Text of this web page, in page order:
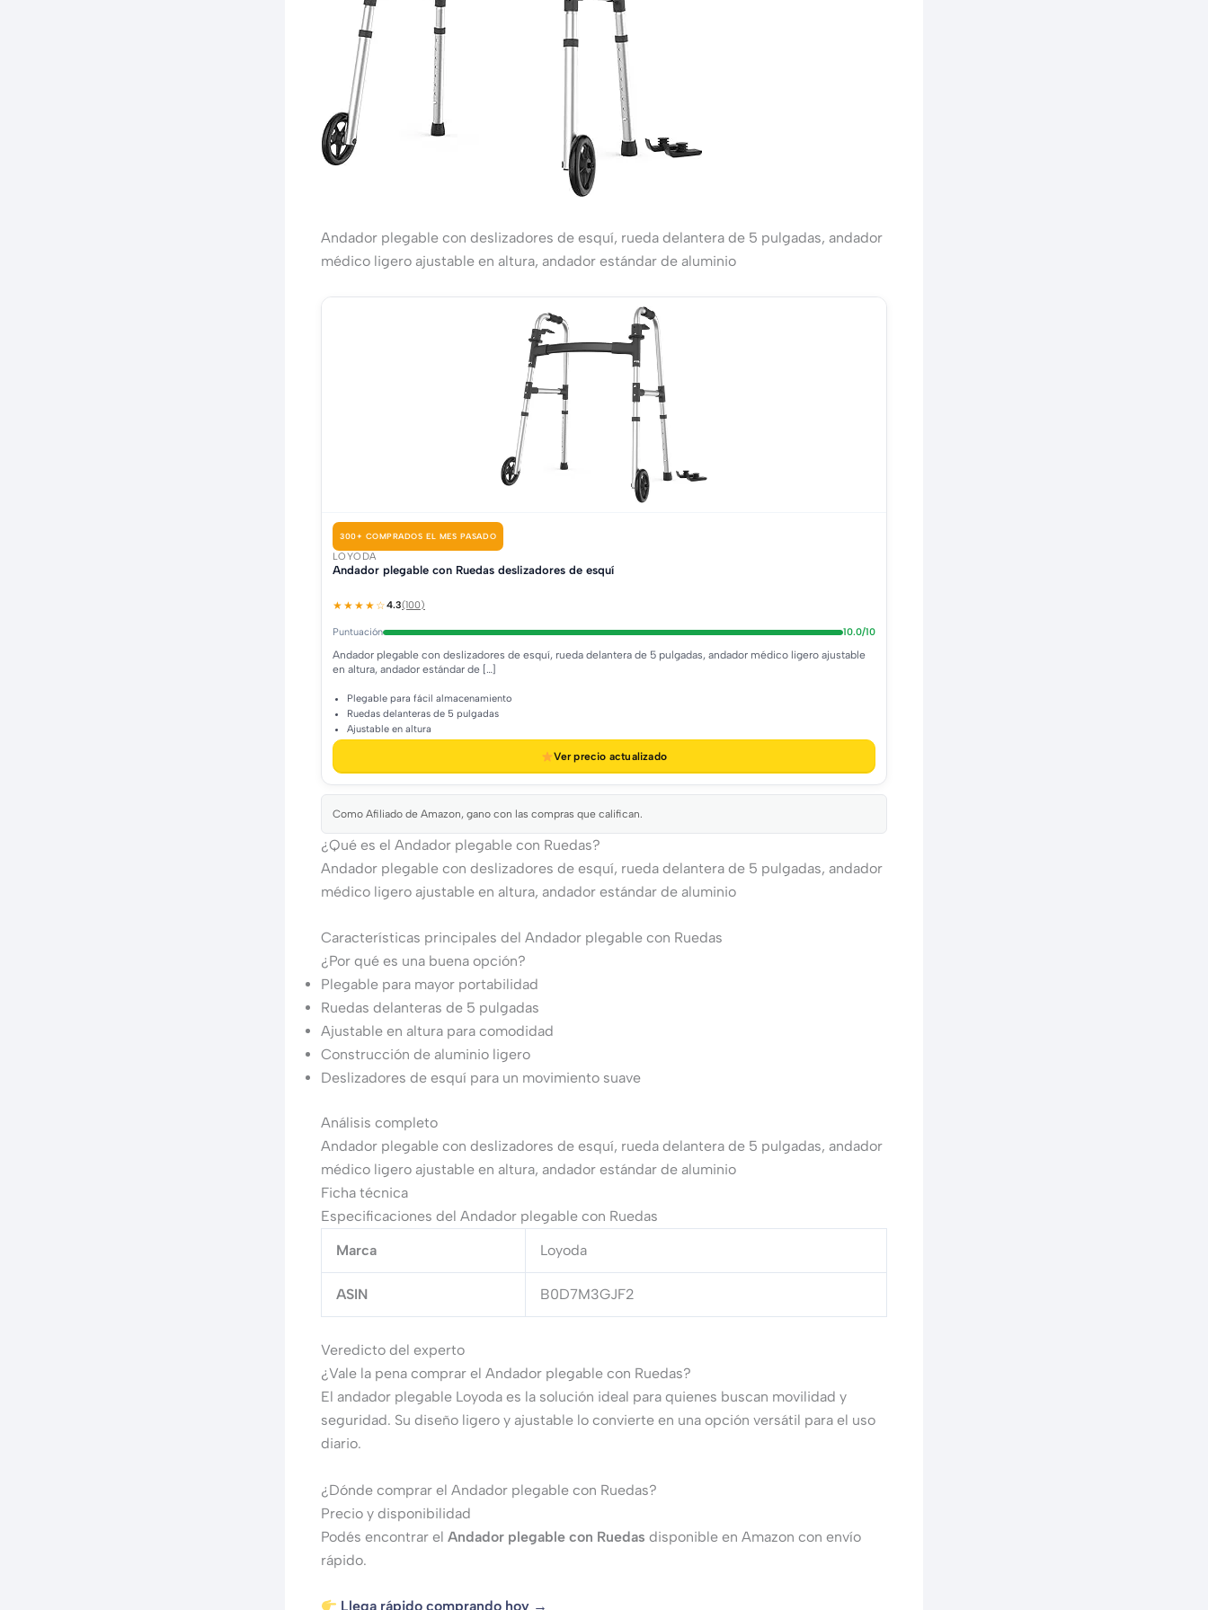
Andador plegable con deslizadores de esquí, rueda delantera de 5 pulgadas, andador
médico ligero ajustable en altura, andador estándar de aluminio
300+ COMPRADOS EL MES PASADO
LOYODA
Andador plegable con Ruedas deslizadores de esquí
★★★★☆4.3(100)
Puntuación 10.0/10
Andador plegable con deslizadores de esquí, rueda delantera de 5 pulgadas, andador médico ligero ajustable
en altura, andador estándar de […]
Plegable para fácil almacenamiento
Ruedas delanteras de 5 pulgadas
Ajustable en altura
Ver precio actualizado
Como Afiliado de Amazon, gano con las compras que califican.
¿Qué es el Andador plegable con Ruedas?
Andador plegable con deslizadores de esquí, rueda delantera de 5 pulgadas, andador
médico ligero ajustable en altura, andador estándar de aluminio
Características principales del Andador plegable con Ruedas
¿Por qué es una buena opción?
Plegable para mayor portabilidad
Ruedas delanteras de 5 pulgadas
Ajustable en altura para comodidad
Construcción de aluminio ligero
Deslizadores de esquí para un movimiento suave
Análisis completo
Andador plegable con deslizadores de esquí, rueda delantera de 5 pulgadas, andador
médico ligero ajustable en altura, andador estándar de aluminio
Ficha técnica
Especificaciones del Andador plegable con Ruedas
Marca
Loyoda
ASIN B0D7M3GJF2
Veredicto del experto
¿Vale la pena comprar el Andador plegable con Ruedas?
El andador plegable Loyoda es la solución ideal para quienes buscan movilidad y
seguridad. Su diseño ligero y ajustable lo convierte en una opción versátil para el uso
diario.
¿Dónde comprar el Andador plegable con Ruedas?
Precio y disponibilidad
Podés encontrar el Andador plegable con Ruedas disponible en Amazon con envío
rápido.
Llega rápido comprando hoy →